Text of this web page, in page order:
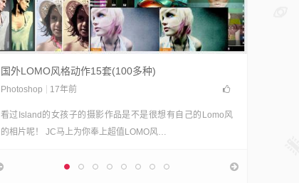
国外LOMO风格动作15套(100多种)
Photoshop 17年前
看过Island的女孩子的摄影作品是不是很想有自己的Lomo风
的相片呢！ JC马上为你奉上超值LOMO风…